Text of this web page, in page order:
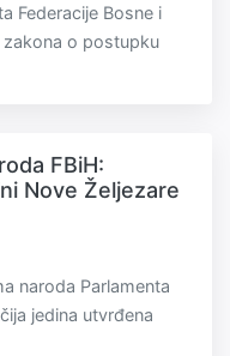
Federacije Bosne i
zakona o postupku
FBiH:
Nove Željezare
naroda Parlamenta
jedina utvrđena